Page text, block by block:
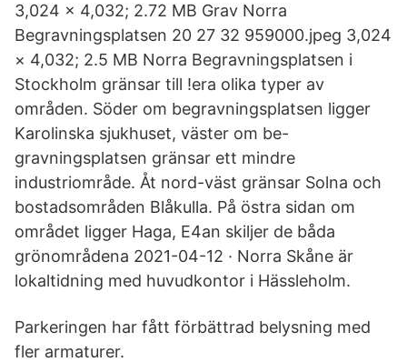
3,024 × 4,032; 2.72 MB Grav Norra
Begravningsplatsen 20 27 32 959000.jpeg 3,024
× 4,032; 2.5 MB Norra Begravningsplatsen i
Stockholm gränsar till !era olika typer av
områden. Söder om begravningsplatsen ligger
Karolinska sjukhuset, väster om be-
gravningsplatsen gränsar ett mindre
industriområde. Åt nord-väst gränsar Solna och
bostadsområden Blåkulla. På östra sidan om
området ligger Haga, E4an skiljer de båda
grönområdena 2021-04-12 · Norra Skåne är
lokaltidning med huvudkontor i Hässleholm.
Parkeringen har fått förbättrad belysning med
fler armaturer.